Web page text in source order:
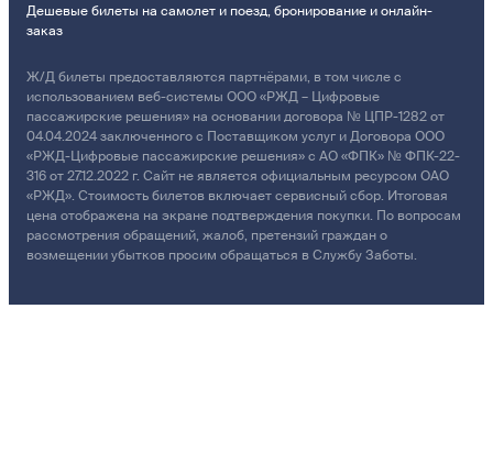
Дешевые билеты на самолет и поезд, бронирование и онлайн-
заказ
Ж/Д билеты предоставляются партнёрами, в том числе с
использованием веб-системы ООО «РЖД – Цифровые
пассажирские решения» на основании договора № ЦПР-1282 от
04.04.2024 заключенного с Поставщиком услуг и Договора ООО
«РЖД-Цифровые пассажирские решения» с АО «ФПК» № ФПК-22-
316 от 27.12.2022 г. Сайт не является официальным ресурсом ОАО
«РЖД». Стоимость билетов включает сервисный сбор. Итоговая
цена отображена на экране подтверждения покупки. По вопросам
рассмотрения обращений, жалоб, претензий граждан о
возмещении убытков просим обращаться в Службу Заботы.